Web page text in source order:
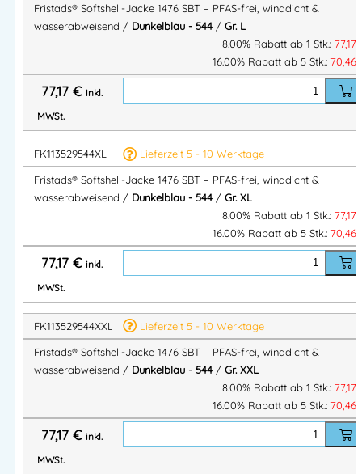
S – 4XL
Ideal geeignet für folgende Berufe
Zimmerer
Dachdecker
Allround-Bauprofis
Maurer
Elektriker
Fertigungs- und Produktionsmitarbeiter
Ihre Vorteile auf einen Blick
✔ Leicht & robust – ideal für den Arbeitsalltag
✔ Wetterfest ohne Kompromisse bei der Atmungsaktivität
✔ Nachhaltig dank PFAS-freiem Material
✔ Professionelles Design für vielseitige Einsatzbereiche
Fristads® Softshell-Jacke 1476 SBT – PFAS-frei, winddicht &
wasserabweisend / Dunkelblau - 544/ Gr. L
8.00% Rabatt ab 1 Stk.: 77,17
16.00% Rabatt ab 5 Stk.: 70,46
77,17 € inkl.
MWSt.
FK113529544XL
Lieferzeit 5 - 10 Werktage
Fristads® Softshell-Jacke 1476 SBT – PFAS-frei, winddicht &
wasserabweisend / Dunkelblau - 544/ Gr. XL
8.00% Rabatt ab 1 Stk.: 77,17
16.00% Rabatt ab 5 Stk.: 70,46
77,17 € inkl.
MWSt.
FK113529544XXL
Lieferzeit 5 - 10 Werktage
Fristads® Softshell-Jacke 1476 SBT – PFAS-frei, winddicht &
wasserabweisend / Dunkelblau - 544/ Gr. XXL
8.00% Rabatt ab 1 Stk.: 77,17
16.00% Rabatt ab 5 Stk.: 70,46
77,17 € inkl.
MWSt.